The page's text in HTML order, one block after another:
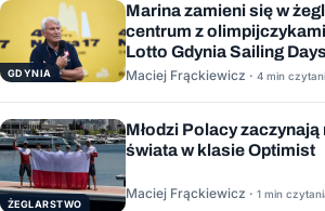
GDYNIA
Marina zamieni się w
centrum z
Lotto Gdynia Sailing Days
Maciej Frąckiewicz · 4 min
ŻEGLARSTWO
Młodzi Polacy
świata w klasie Optimist
Maciej Frąckiewicz · 1 min